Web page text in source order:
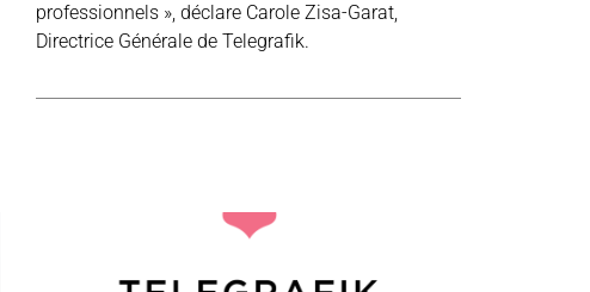
professionnels », déclare Carole Zisa-Garat,
Directrice Générale de Telegrafik.